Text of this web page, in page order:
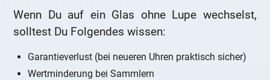
Wenn Du auf ein Glas ohne Lupe wechselst,
solltest Du Folgendes wissen:
Garantieverlust (bei neueren Uhren praktisch sicher)
Wertminderung bei Sammlern